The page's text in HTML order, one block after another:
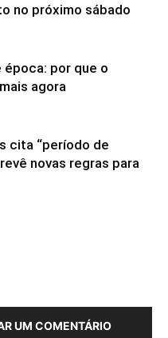
no próximo sábado
época: por que o
agora
cita “período de
novas regras para
UM COMENTÁRIO